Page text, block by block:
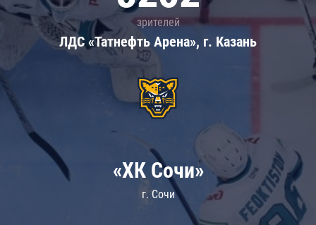
зрителей
ЛДС «Татнефть Арена», г. Казань
«ХК Сочи»
г. Сочи